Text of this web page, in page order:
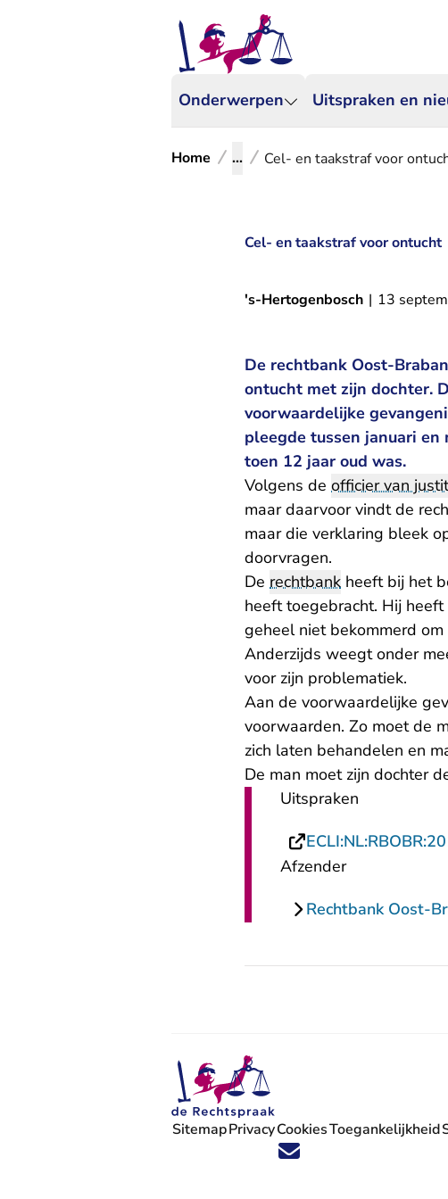
Onderwerpen Uitspraken en
Home ... Cel- en taakstraf voor
Cel- en taakstraf voor ontucht
's-Hertogenbosch | 13
De rechtbank Oost-
ontucht met zijn dochter.
voorwaardelijke
pleegde tussen januari
toen 12 jaar oud was.
Volgens de officier van
maar daarvoor vindt de
maar die verklaring bleek
doorvragen.
De rechtbank heeft bij het
heeft toegebracht. Hij
geheel niet bekommerd
Anderzijds weegt onder
voor zijn problematiek.
Aan de voorwaardelijke
voorwaarden. Zo moet de
zich laten behandelen en
De man moet zijn dochter
Uitspraken
Afzender
Rechtbank Oost-
Volg ons op X (Twitter) - U verlaat
Volg ons op Facebook - U verlaat
Volg ons op Instagram - U verlaat
Volg ons op Youtube - U verlaat
Volg ons op LinkedIn - U
'Blijf op de hoogte'
SitemapPrivacyCookiesToegankelijkheid